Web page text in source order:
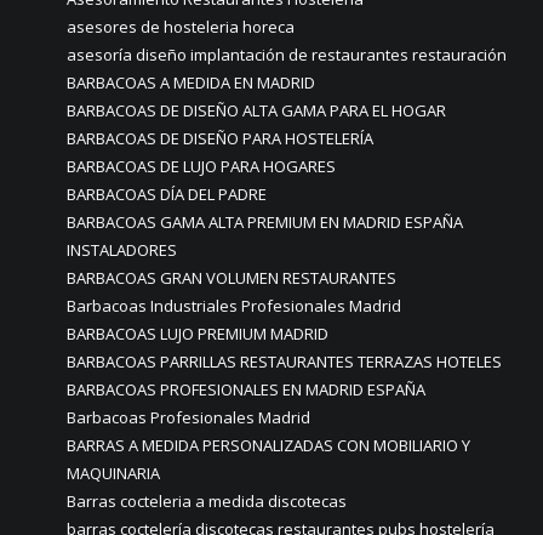
asesores de hosteleria horeca
asesoría diseño implantación de restaurantes restauración
BARBACOAS A MEDIDA EN MADRID
BARBACOAS DE DISEÑO ALTA GAMA PARA EL HOGAR
BARBACOAS DE DISEÑO PARA HOSTELERÍA
BARBACOAS DE LUJO PARA HOGARES
BARBACOAS DÍA DEL PADRE
BARBACOAS GAMA ALTA PREMIUM EN MADRID ESPAÑA
INSTALADORES
BARBACOAS GRAN VOLUMEN RESTAURANTES
Barbacoas Industriales Profesionales Madrid
BARBACOAS LUJO PREMIUM MADRID
BARBACOAS PARRILLAS RESTAURANTES TERRAZAS HOTELES
BARBACOAS PROFESIONALES EN MADRID ESPAÑA
Barbacoas Profesionales Madrid
BARRAS A MEDIDA PERSONALIZADAS CON MOBILIARIO Y
MAQUINARIA
Barras cocteleria a medida discotecas
barras coctelería discotecas restaurantes pubs hostelería